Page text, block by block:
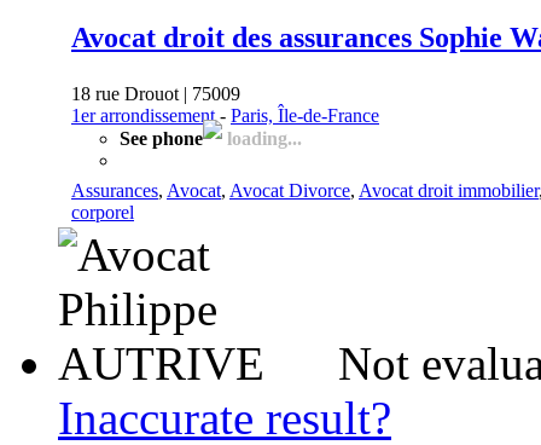
Avocat droit des assurances Sophie
18 rue Drouot | 75009
1er arrondissement- Paris, Île-de-France
See phone
loading...
Assurances, Avocat, Avocat Divorce, Avocat droit immobilier
corporel
Not
Inaccurate result?